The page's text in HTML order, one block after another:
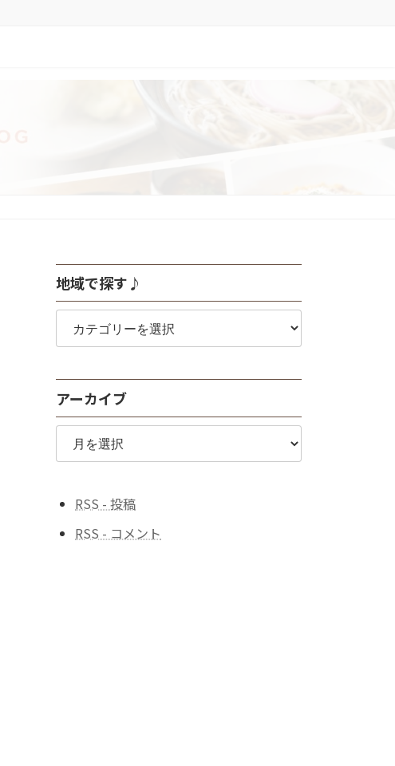
地域で探す♪
地
で
♪
アーカイブ
ア
カ
ブ RSS - 投稿
RSS - コメント